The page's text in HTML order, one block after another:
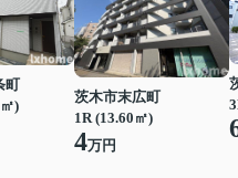
町
)
茨木市末広町
1R (13.60㎡)
4万円